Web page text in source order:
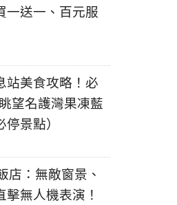
一送一、百元服
站美食攻略！必
望名護灣果凍藍
景點）
店：無敵窗景、
無人機表演！